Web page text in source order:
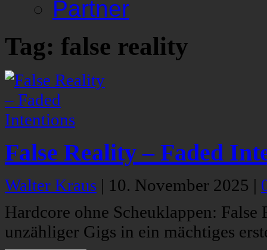
Partner
Tag: false reality
False Reality – Faded
Walter Kraus | 10. November 2025 |
Hardcore ohne Scheuklappen:
unzähliger Gigs in ein mächtiges